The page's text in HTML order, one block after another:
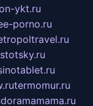
ykt.ru
porno.ru
termomur.ru
doramamama.ru